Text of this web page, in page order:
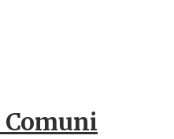
Comuni